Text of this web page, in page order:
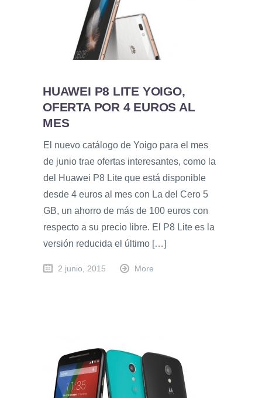
HUAWEI P8 LITE YOIGO,
OFERTA POR 4 EUROS AL
MES
El nuevo catálogo de Yoigo para el mes
de junio trae ofertas interesantes, como la
del Huawei P8 Lite que está disponible
desde 4 euros al mes con La del Cero 5
GB, un ahorro de más de 100 euros con
respecto a su precio libre. El P8 Lite es la
versión reducida el último […]
2 junio, 2015 More